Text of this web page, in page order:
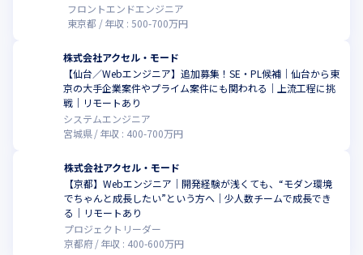
フロントエンドエンジニア
東京都
年収 :500-700万円
株式会社アクセル・モード
【仙台／Webエンジニア】追加募集！SE・PL候補｜仙台から東
京の大手企業案件やプライム案件にも関われる｜上流工程に挑
戦｜リモートあり
システムエンジニア
宮城県
年収 : 400-700万円
株式会社アクセル・モード
【京都】Webエンジニア｜開発経験が浅くても、“モダン環境
でちゃんと成長したい”という方へ｜少人数チームで成長でき
る｜リモートあり
プロジェクトリーダー
京都府
年収 : 400-600万円